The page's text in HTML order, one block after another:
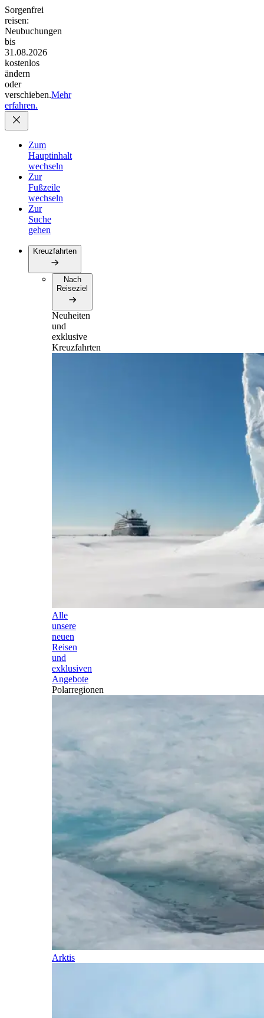
Sorgenfrei
reisen:
Neubuchungen
bis
31.08.2026
kostenlos
ändern
oder
verschieben.Mehr
erfahren.
Zum
Hauptinhalt
wechseln
Zur
Fußzeile
wechseln
Zur
Suche
gehen
Kreuzfahrten
Nach
Reiseziel
Neuheiten
und
exklusive
Kreuzfahrten
Alle
unsere
neuen
Reisen
und
exklusiven
Angebote
Polarregionen
Arktis